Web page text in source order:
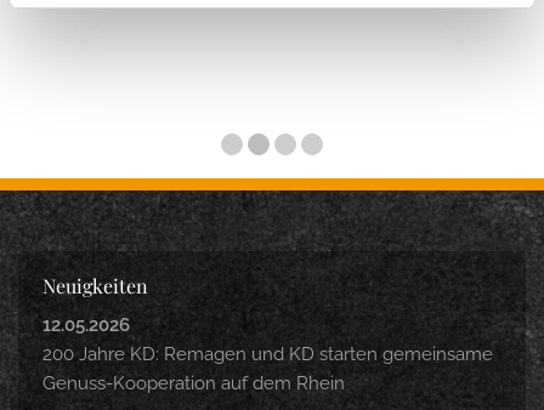
Neuigkeiten
12.05.2026
200 Jahre KD: Remagen und KD starten gemeinsame
Genuss-Kooperation auf dem Rhein